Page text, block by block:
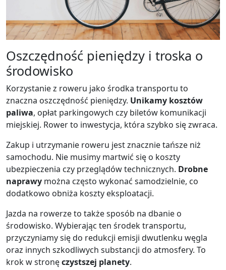
Oszczędność pieniędzy i troska o
środowisko
Korzystanie z roweru jako środka transportu to
znaczna oszczędność pieniędzy. Unikamy kosztów
paliwa, opłat parkingowych czy biletów komunikacji
miejskiej. Rower to inwestycja, która szybko się zwraca.
Zakup i utrzymanie roweru jest znacznie tańsze niż
samochodu. Nie musimy martwić się o koszty
ubezpieczenia czy przeglądów technicznych. Drobne
naprawy można często wykonać samodzielnie, co
dodatkowo obniża koszty eksploatacji.
Jazda na rowerze to także sposób na dbanie o
środowisko. Wybierając ten środek transportu,
przyczyniamy się do redukcji emisji dwutlenku węgla
oraz innych szkodliwych substancji do atmosfery. To
krok w stronęczystszej planety.